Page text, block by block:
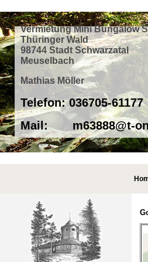
Vermietung Mini Bungalow
Thüringer Wald
98744 Stadt
Meuselbach
Mathias Möller
Telefon: 036705-61177
Mail: m63888@t-